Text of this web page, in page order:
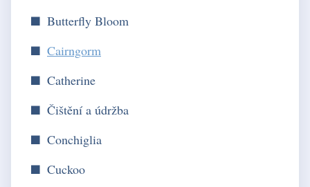
Butterfly Bloom
Cairngorm
Catherine
Čištění a údržba
Conchiglia
Cuckoo